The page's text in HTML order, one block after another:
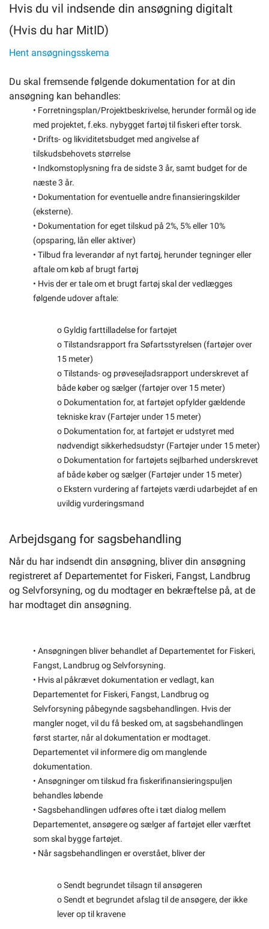
Hvis du vil indsende din ansøgning digitalt
(Hvis du har MitID)
Hent ansøgningsskema
Du skal fremsende følgende dokumentation for at din
ansøgning kan behandles:
• Forretningsplan/Projektbeskrivelse, herunder formål og ide
med projektet, f.eks. nybygget fartøj til fiskeri efter torsk.
• Drifts- og likviditetsbudget med angivelse af
tilskudsbehovets størrelse
• Indkomstoplysning fra de sidste 3 år, samt budget for de
næste 3 år.
• Dokumentation for eventuelle andre finansieringskilder
(eksterne).
• Dokumentation for eget tilskud på 2%, 5% eller 10%
(opsparing, lån eller aktiver)
• Tilbud fra leverandør af nyt fartøj, herunder tegninger eller
aftale om køb af brugt fartøj
• Hvis der er tale om et brugt fartøj skal der vedlægges
følgende udover aftale:
o Gyldig farttilladelse for fartøjet
o Tilstandsrapport fra Søfartsstyrelsen (fartøjer over
15 meter)
o Tilstands- og prøvesejladsrapport underskrevet af
både køber og sælger (fartøjer over 15 meter)
o Dokumentation for, at fartøjet opfylder gældende
tekniske krav (Fartøjer under 15 meter)
o Dokumentation for, at fartøjet er udstyret med
nødvendigt sikkerhedsudstyr (Fartøjer under 15 meter)
o Dokumentation for fartøjets sejlbarhed underskrevet
af både køber og sælger (Fartøjer under 15 meter)
o Ekstern vurdering af fartøjets værdi udarbejdet af en
uvildig vurderingsmand
Arbejdsgang for sagsbehandling
Når du har indsendt din ansøgning, bliver din ansøgning
registreret af Departementet for Fiskeri, Fangst, Landbrug
og Selvforsyning, og du modtager en bekræftelse på, at de
har modtaget din ansøgning.
• Ansøgningen bliver behandlet af Departementet for Fiskeri,
Fangst, Landbrug og Selvforsyning.
• Hvis al påkrævet dokumentation er vedlagt, kan
Departementet for Fiskeri, Fangst, Landbrug og
Selvforsyning påbegynde sagsbehandlingen. Hvis der
mangler noget, vil du få besked om, at sagsbehandlingen
først starter, når al dokumentation er modtaget.
Departementet vil informere dig om manglende
dokumentation.
• Ansøgninger om tilskud fra fiskerifinansieringspuljen
behandles løbende
• Sagsbehandlingen udføres ofte i tæt dialog mellem
Departementet, ansøgere og sælger af fartøjet eller værftet
som skal bygge fartøjet.
• Når sagsbehandlingen er overstået, bliver der
o Sendt begrundet tilsagn til ansøgeren
o Sendt et begrundet afslag til de ansøgere, der ikke
lever op til kravene